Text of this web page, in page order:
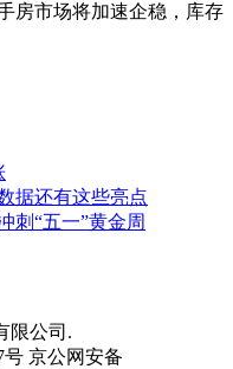
房市场将加速企稳，库存
据还有这些亮点
刺“五一”黄金周
限公司.
号 京公网安备